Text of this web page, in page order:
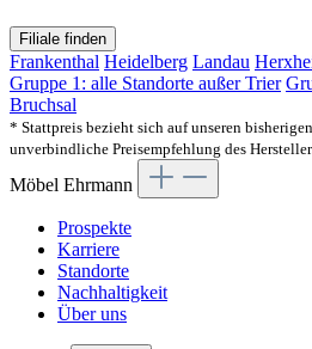
Filiale finden
Frankenthal Heidelberg Landau
Gruppe 1: alle Standorte außer Trier
Bruchsal
* Stattpreis bezieht sich auf unseren
unverbindliche Preisempfehlung des
Möbel Ehrmann
Prospekte
Karriere
Standorte
Nachhaltigkeit
Über uns